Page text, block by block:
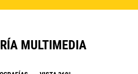
MULTIMEDIA